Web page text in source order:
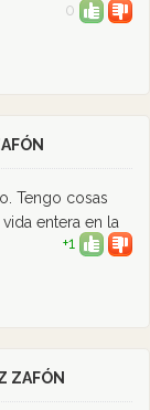
0
Tengo cosas
entera en la
+1
ZAFÓN